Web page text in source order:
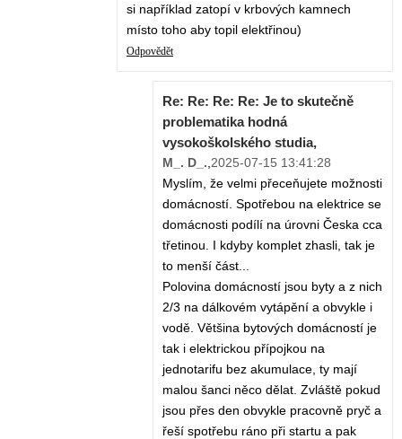
si například zatopí v krbových kamnech
místo toho aby topil elektřinou)
Odpovědět
Re: Re: Re: Re: Je to skutečně
problematika hodná
vysokoškolského studia,
M_. D_. 2025-07-15 13:41:28
Myslím, že velmi přeceňujete možnosti
domácností. Spotřebou na elektrice se
domácnosti podílí na úrovni Česka cca
třetinou. I kdyby komplet zhasli, tak je
to menší část...
Polovina domácností jsou byty a z nich
2/3 na dálkovém vytápění a obvykle i
vodě. Většina bytových domácností je
tak i elektrickou přípojkou na
jednotarifu bez akumulace, ty mají
malou šanci něco dělat. Zvláště pokud
jsou přes den obvykle pracovně pryč a
řeší spotřebu ráno při startu a pak